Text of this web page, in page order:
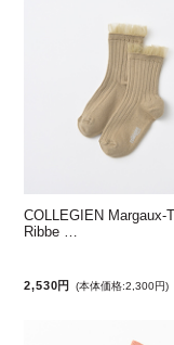
COLLEGIEN Margaux-
Ribbe …
2,530円 (本体価格:2,300円)